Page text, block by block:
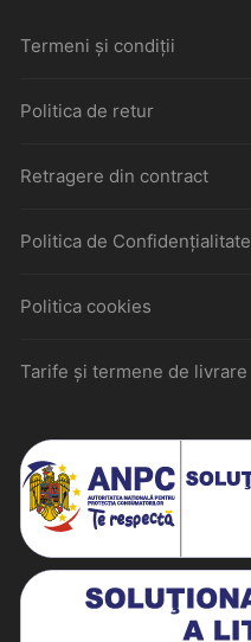
Termeni și condiții
Politica de retur
Retragere din contract
Politica de Confidențialitate
Politica cookies
Tarife și termene de livrare